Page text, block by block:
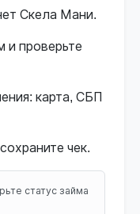
Скела Мани.
и проверьте
карта, СБП
чек.
статус займа